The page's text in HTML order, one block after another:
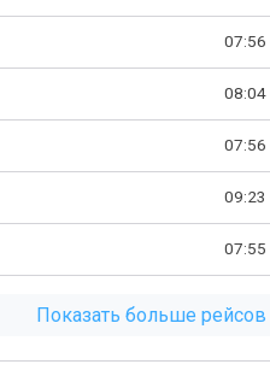
07:56
08:04
07:56
09:23
07:55
Показать больше рейсов